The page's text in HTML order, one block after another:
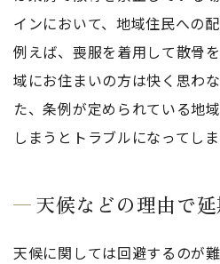
インにおいて、地域住民への
例えば、喪服を着用して散骨
域にお住まいの方は快く思わ
た、条例が定められている地
しまうとトラブルになってし
天候などの理由で
天候に関しては回避するのが